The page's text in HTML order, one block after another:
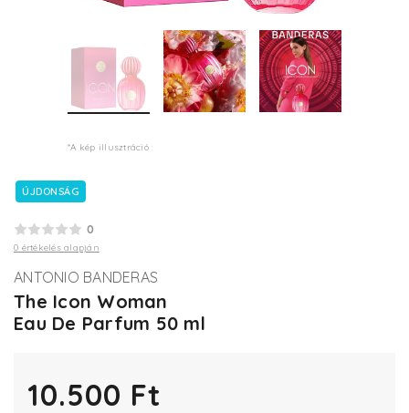
*A kép illusztráció
ÚJDONSÁG
0
0 értékelés alapján
ANTONIO BANDERAS
The Icon Woman
Eau De Parfum 50 ml
10.500 Ft